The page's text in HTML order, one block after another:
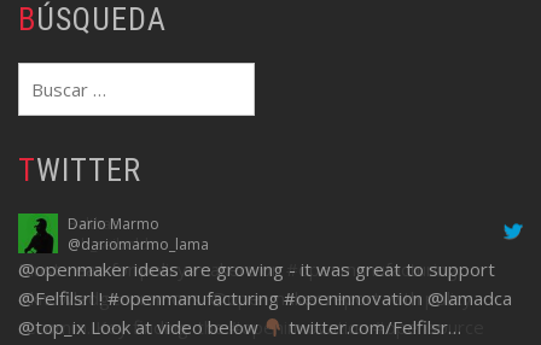
BÚSQUEDA
TWITTER
Dario Marmo
@dariomarmo_lama
@openmaker ideas are growing - it was great to support
@Felfilsrl ! #openmanufacturing #openinnovation @lamadca
@top_ix Look at video below twitter.com/Felfilsr…